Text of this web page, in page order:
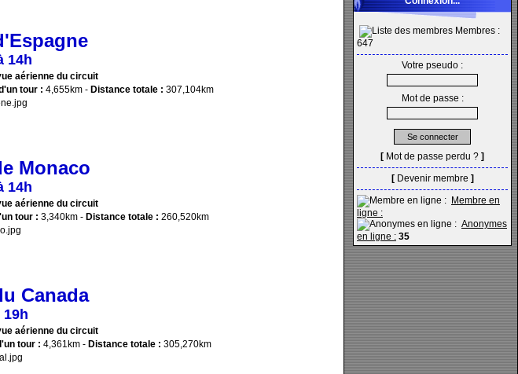
14h
aérienne du circuit
tour : 4,655km - Distance totale : 307,104km
Monaco
14h
aérienne du circuit
tour : 3,340km - Distance totale : 260,520km
Canada
aérienne du circuit
tour : 4,361km - Distance totale : 305,270km
Membres :
647
Votre pseudo :
Mot de passe :
[ Mot de passe perdu ? ]
[ Devenir membre ]
Membre en
ligne :
Anonymes
en ligne : 35